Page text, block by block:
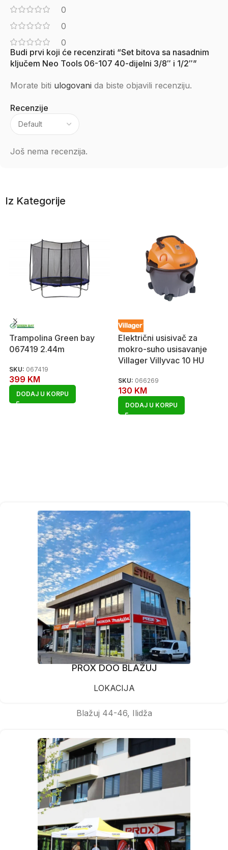
0
0
0
Recenzije
Još nema recenzija.
Budi prvi koji će recenzirati “Set bitova sa nasadnim
ključem Neo Tools 06-107 40-dijelni 3/8″ i 1/2″”
Morate biti ulogovani da biste objavili recenziju.
Iz Kategorije
Trampolina Green bay
067419 2.44m
SKU: 067419
399 KM
DODAJ U KORPU
Električni usisivač za
mokro-suho usisavanje
Villager Villyvac 10 HU
SKU: 066269
130 KM
DODAJ U KORPU
PROX DOO BLAŽUJ
LOKACIJA
Blažuj 44-46, Ilidža